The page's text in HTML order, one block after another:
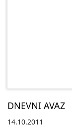
DNEVNI AVAZ
14.10.2011